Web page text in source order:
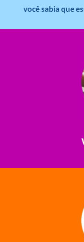
você sabia que
ajudar com certos